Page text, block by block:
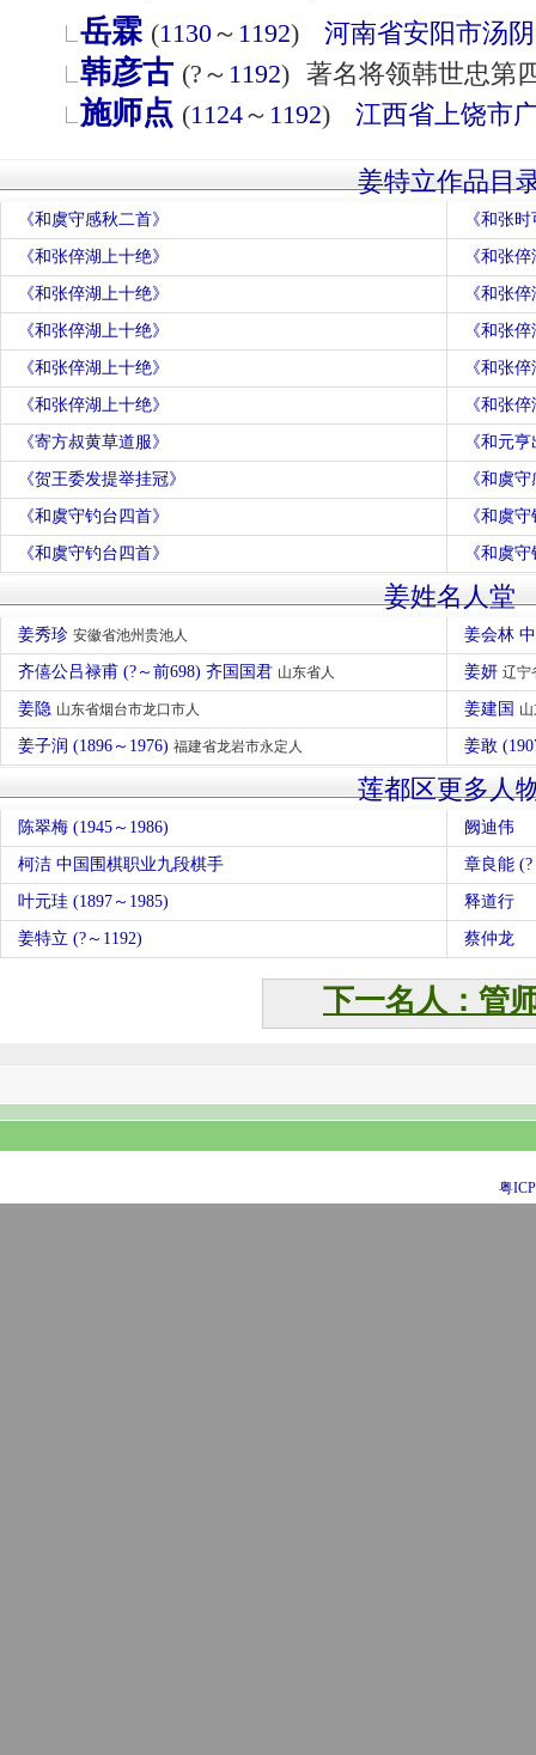
岳霖 (1130～ 1192) 河南省安阳市汤阴
韩彦古 (?～ 1192) 著名将领韩世忠第
施师点 (1124～ 1192) 江西省上饶市
姜特立作品目
《和虞守感秋二首》 《和张
《和张倅湖上十绝》 《和张
《和张倅湖上十绝》 《和张
《和张倅湖上十绝》 《和张
《和张倅湖上十绝》 《和张
《和张倅湖上十绝》 《和张
《寄方叔黄草道服》 《和元
《贺王委发提举挂冠》 《和虞
《和虞守钓台四首》 《和虞
《和虞守钓台四首》 《和虞
姜姓名人堂
姜秀珍 安徽省池州贵池人 姜会林
齐僖公吕禄甫 (?～前698) 齐国国君 山东省人 姜妍 辽宁
姜隐 山东省烟台市龙口市人 姜建国
姜子润 (1896～1976) 福建省龙岩市永定人 姜敢
莲都区更多人
陈翠梅 (1945～1986) 阙迪伟
柯洁 中国围棋职业九段棋手 章良能 (?
叶元珪 (1897～1985) 释道行
姜特立 (?～1192) 蔡仲龙
下一名人：管
粤